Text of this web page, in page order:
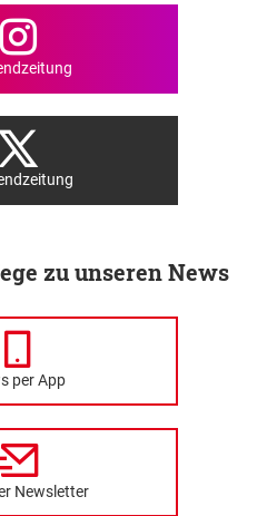
zu unseren News
per App
Newsletter